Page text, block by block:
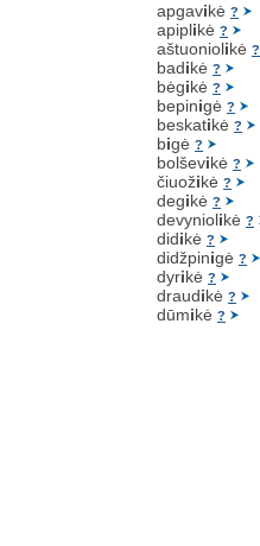
apgavikė ?
apiplikė ?
aštuoniolikė ?
badikė ?
bėgikė ?
bepinigė ?
beskatikė ?
bigė ?
bolševikė ?
čiuožikė ?
degikė ?
devyniolikė ?
didikė ?
didžpinigė ?
dyrikė ?
draudikė ?
dūmikė ?